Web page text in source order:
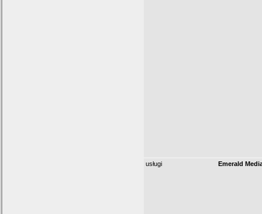
usługi Emerald